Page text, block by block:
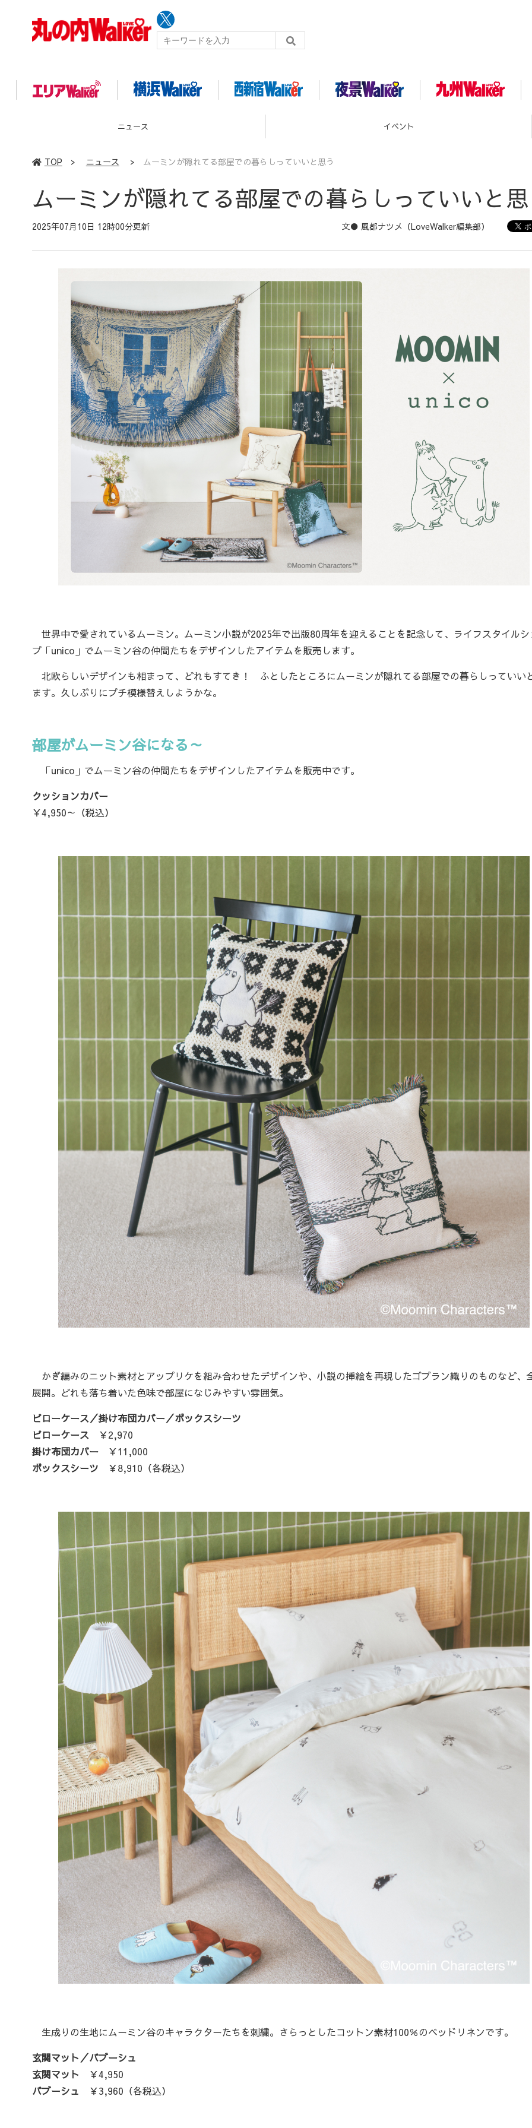
イベント グルメ
TOP > ニュース > ムーミンが隠れてる部屋での暮らしっていいと思う
ムーミンが隠れてる部屋での暮らしっていいと
2025年07月10日 12時00分更新 文● 風都ナツメ（LoveWalker編集部）
世界中で愛されているムーミン。ムーミン小説が2025年で出版80周年を迎えることを記念して、ライフスタイルシ
プ「unico」でムーミン谷の仲間たちをデザインしたアイテムを販売します。
北欧らしいデザインも相まって、どれもすてき！ ふとしたところにムーミンが隠れてる部屋での暮らしっていい
ます。久しぶりにプチ模様替えしようかな。
部屋がムーミン谷になる～
「unico」でムーミン谷の仲間たちをデザインしたアイテムを販売中です。
クッションカバー
￥4,950～（税込）
かぎ編みのニット素材とアップリケを組み合わせたデザインや、小説の挿絵を再現したゴブラン織りのものなど、
展開。どれも落ち着いた色味で部屋になじみやすい雰囲気。
ピローケース／掛け布団カバー／ボックスシーツ
ピローケース ￥2,970
掛け布団カバー￥11,000
ボックスシーツ ￥8,910（各税込）
生成りの生地にムーミン谷のキャラクターたちを刺繍。さらっとしたコットン素材100％のベッドリネンです。
玄関マット／バブーシュ
玄関マット ￥4,950
バブーシュ ￥3,960（各税込）